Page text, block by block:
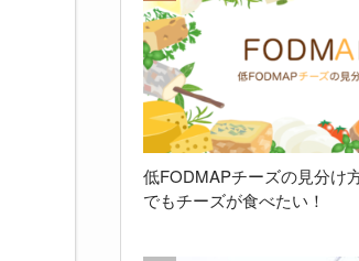
低FODMAPチーズの見分け
でもチーズが食べたい！